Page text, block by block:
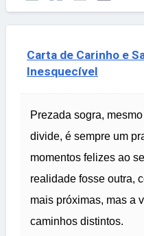
Carta de Carinho e
Inesquecível
Prezada sogra,
divide, é sempre um
momentos felizes ao
realidade fosse outra,
mais próximas, mas a
caminhos distintos.